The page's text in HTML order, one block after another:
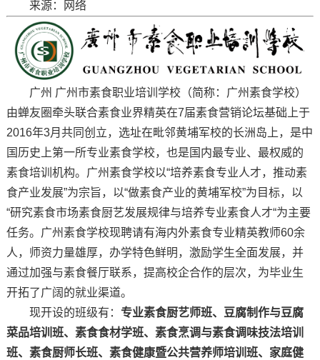
来源：网络
广州 广州市素食职业培训学校（简称：广州素食学校）
由蝉友圈牵头联合素食业界精英在7届素食营销论坛基础上于
2016年3月共同创立，选址在毗邻黄埔军校的长洲岛上，是中
国历史上第一所专业素食学校，也是国内最专业、最权威的
素食培训机构。广州素食学校以“培养素食专业人才，推动素
食产业发展”为宗旨，以“做素食产业的黄埔军校”为目标，以
“研究素食市场素食厨艺发展规律与培养专业素食人才“为主要
任务。广州素食学校现聘请有海内外素食专业精英教师60余
人，师资力量雄厚，办学特色鲜明，激励学生全面发展，并
通过加强与素食餐厅联系，提高校企合作的层次，为毕业生
开拓了广阔的就业渠道。
现开设的班级有： 专业素食厨艺师班、豆腐制作与豆腐
菜品培训班、素食食材学班、素食烹调与素食调味技法培训
班、素食厨师长班、素食健康暨公共营养师培训班、家庭健